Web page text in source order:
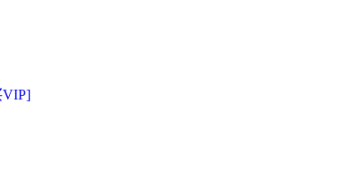
VIP]